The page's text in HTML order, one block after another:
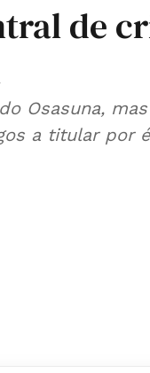
de
Osasuna,
a titular por